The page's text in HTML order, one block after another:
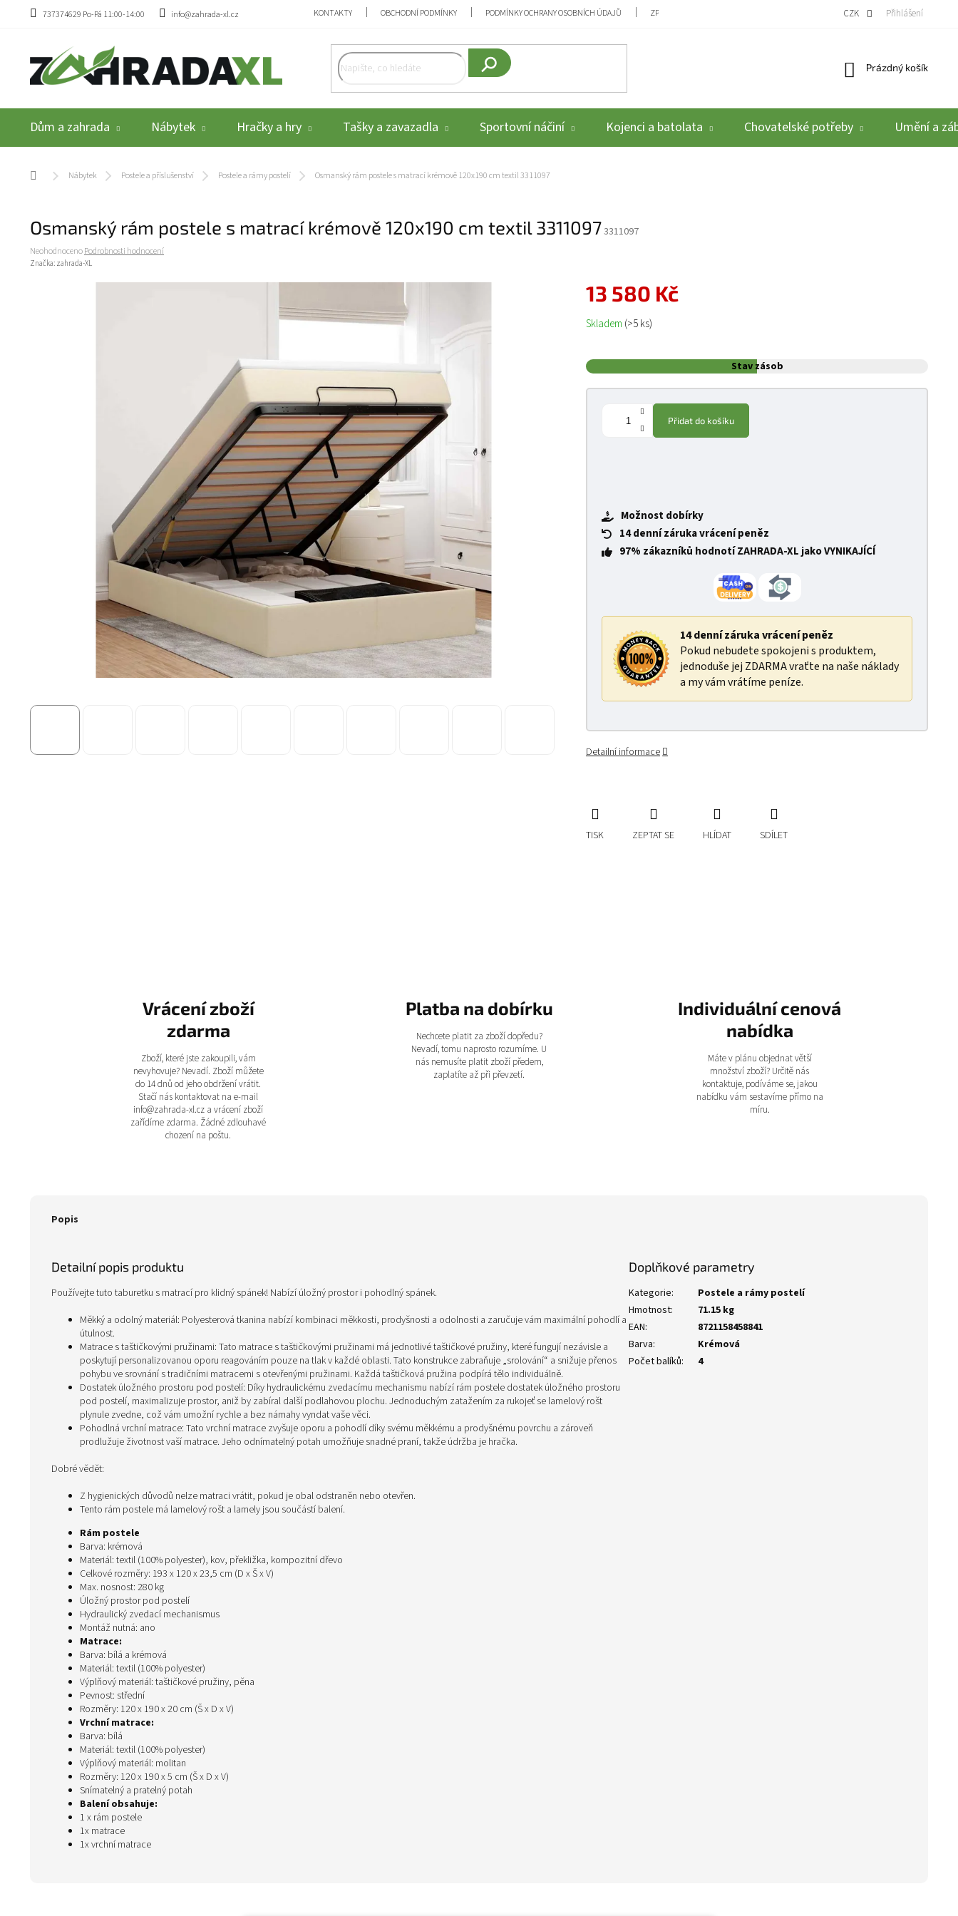
Přejít na obsah
737374629 Po-Pá 11:00-14:00 info@zahrada-xl.cz KONTAKTY OBCHODNÍ PODMÍNKY PODMÍNKY OCHRANY OSOBNÍCH ÚDAJŮ ZPĚTNÝ ODBĚR VYSLOUŽILÝCH ELEKTROZAŘÍZENÍ / BATERIÍ REKLAMACE A
CZK Přihlášení
Hledat
Nákupní košík
Prázdný košík
Dům a zahrada Nábytek Hračky a hry Tašky a zavazadla Sportovní náčiní Kojenci a batolata Chovatelské potřeby Umění a
Domů Nábytek Postele a příslušenství Postele a rámy postelí Osmanský rám postele s matrací krémově 120x190 cm textil 3311097
Osmanský rám postele s matrací krémově 120x190 cm textil 33110973311097
Průměrné hodnocení produktu je 0,0 z 5 hvězdiček.
NeohodnocenoPodrobnosti hodnocení
Značka: zahrada-XL
13 580 Kč
Měrná cena:
Skladem (>5 ks)
Stav zásob
Přidat do košíku
Možnost dobírky
14 denní záruka vrácení peněz
97% zákazníků hodnotí ZAHRADA-XL jako VYNIKAJÍCÍ
14 denní záruka vrácení peněz
Pokud nebudete spokojeni s produktem,
jednoduše jej ZDARMA vraťte na naše náklady
a my vám vrátíme peníze.
Detailní informace
TISK ZEPTAT SE HLÍDAT SDÍLET
Vrácení zboží
zdarma
Zboží, které jste zakoupili, vám
nevyhovuje? Nevadí. Zboží můžete
do 14 dnů od jeho obdržení vrátit.
Stačí nás kontaktovat na e-mail
info@zahrada-xl.cz a vrácení zboží
zařídíme zdarma. Žádné zdlouhavé
chození na poštu.
Platba na dobírku
Nechcete platit za zboží dopředu?
Nevadí, tomu naprosto rozumíme. U
nás nemusíte platit zboží předem,
zaplatíte až při převzetí.
Individuální cenová
nabídka
Máte v plánu objednat větší
množství zboží? Určitě nás
kontaktuje, podíváme se, jakou
nabídku vám sestavíme přímo na
míru.
Popis
Detailní popis produktu
Používejte tuto taburetku s matrací pro klidný spánek! Nabízí úložný prostor i pohodlný spánek.
Měkký a odolný materiál: Polyesterová tkanina nabízí kombinaci měkkosti, prodyšnosti a odolnosti a zaručuje vám maximální pohodlí a
útulnost.
Matrace s taštičkovými pružinami: Tato matrace s taštičkovými pružinami má jednotlivé taštičkové pružiny, které fungují nezávisle a
poskytují personalizovanou oporu reagováním pouze na tlak v každé oblasti. Tato konstrukce zabraňuje „srolování“ a snižuje přenos
pohybu ve srovnání s tradičními matracemi s otevřenými pružinami. Každá taštičková pružina podpírá tělo individuálně.
Dostatek úložného prostoru pod postelí: Díky hydraulickému zvedacímu mechanismu nabízí rám postele dostatek úložného prostoru
pod postelí, maximalizuje prostor, aniž by zabíral další podlahovou plochu. Jednoduchým zatažením za rukojeť se lamelový rošt
plynule zvedne, což vám umožní rychle a bez námahy vyndat vaše věci.
Pohodlná vrchní matrace: Tato vrchní matrace zvyšuje oporu a pohodlí díky svému měkkému a prodyšnému povrchu a zároveň
prodlužuje životnost vaší matrace. Jeho odnímatelný potah umožňuje snadné praní, takže údržba je hračka.
Dobré vědět:
Z hygienických důvodů nelze matraci vrátit, pokud je obal odstraněn nebo otevřen.
Tento rám postele má lamelový rošt a lamely jsou součástí balení.
Rám postele
Barva: krémová
Materiál: textil (100% polyester), kov, překližka, kompozitní dřevo
Celkové rozměry: 193 x 120 x 23,5 cm (D x Š x V)
Max. nosnost: 280 kg
Úložný prostor pod postelí
Hydraulický zvedací mechanismus
Montáž nutná: ano
Matrace:
Barva: bílá a krémová
Materiál: textil (100% polyester)
Výplňový materiál: taštičkové pružiny, pěna
Pevnost: střední
Rozměry: 120 x 190 x 20 cm (Š x D x V)
Vrchní matrace:
Barva: bílá
Materiál: textil (100% polyester)
Výplňový materiál: molitan
Rozměry: 120 x 190 x 5 cm (Š x D x V)
Snímatelný a pratelný potah
Balení obsahuje:
1 x rám postele
1x matrace
1x vrchní matrace
Doplňkové parametry
Kategorie:
Postele a rámy postelí
Hmotnost:
71.15 kg
EAN:
8721158458841
Barva:
Krémová
Počet balíků: 4